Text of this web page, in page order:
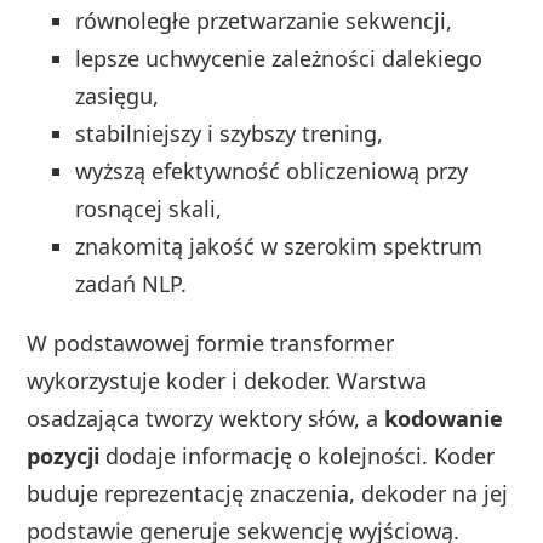
równoległe przetwarzanie sekwencji,
lepsze uchwycenie zależności dalekiego
zasięgu,
stabilniejszy i szybszy trening,
wyższą efektywność obliczeniową przy
rosnącej skali,
znakomitą jakość w szerokim spektrum
zadań NLP.
W podstawowej formie transformer
wykorzystuje koder i dekoder. Warstwa
osadzająca tworzy wektory słów, a kodowanie
pozycji dodaje informację o kolejności. Koder
buduje reprezentację znaczenia, dekoder na jej
podstawie generuje sekwencję wyjściową.